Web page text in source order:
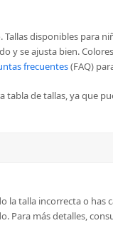
disponibles para
y se ajusta bien.
frecuentes(FAQ)
de tallas, ya que
la talla incorrecta o
Para más detalles,